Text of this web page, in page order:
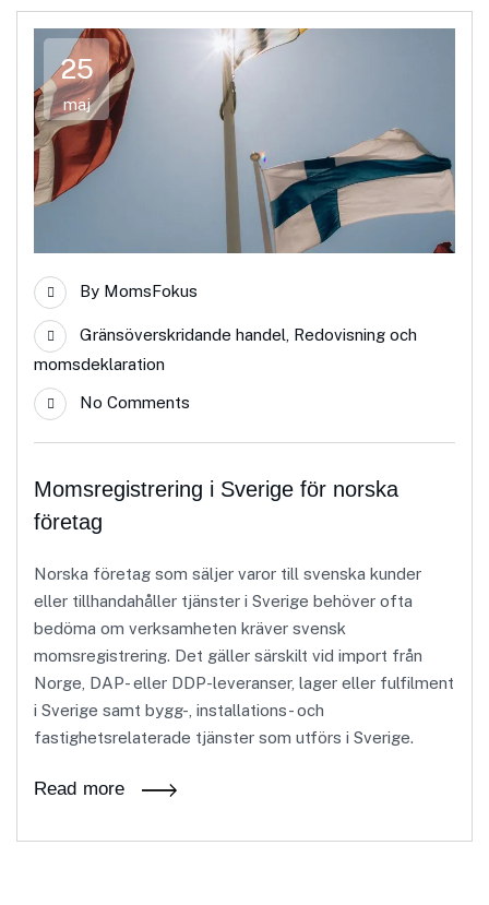
25
maj
By MomsFokus
Gränsöverskridande handel, Redovisning och
momsdeklaration
No Comments
Momsregistrering i Sverige för norska
företag
Norska företag som säljer varor till svenska kunder
eller tillhandahåller tjänster i Sverige behöver ofta
bedöma om verksamheten kräver svensk
momsregistrering. Det gäller särskilt vid import från
Norge, DAP- eller DDP-leveranser, lager eller fulfilment
i Sverige samt bygg-, installations- och
fastighetsrelaterade tjänster som utförs i Sverige.
Read more